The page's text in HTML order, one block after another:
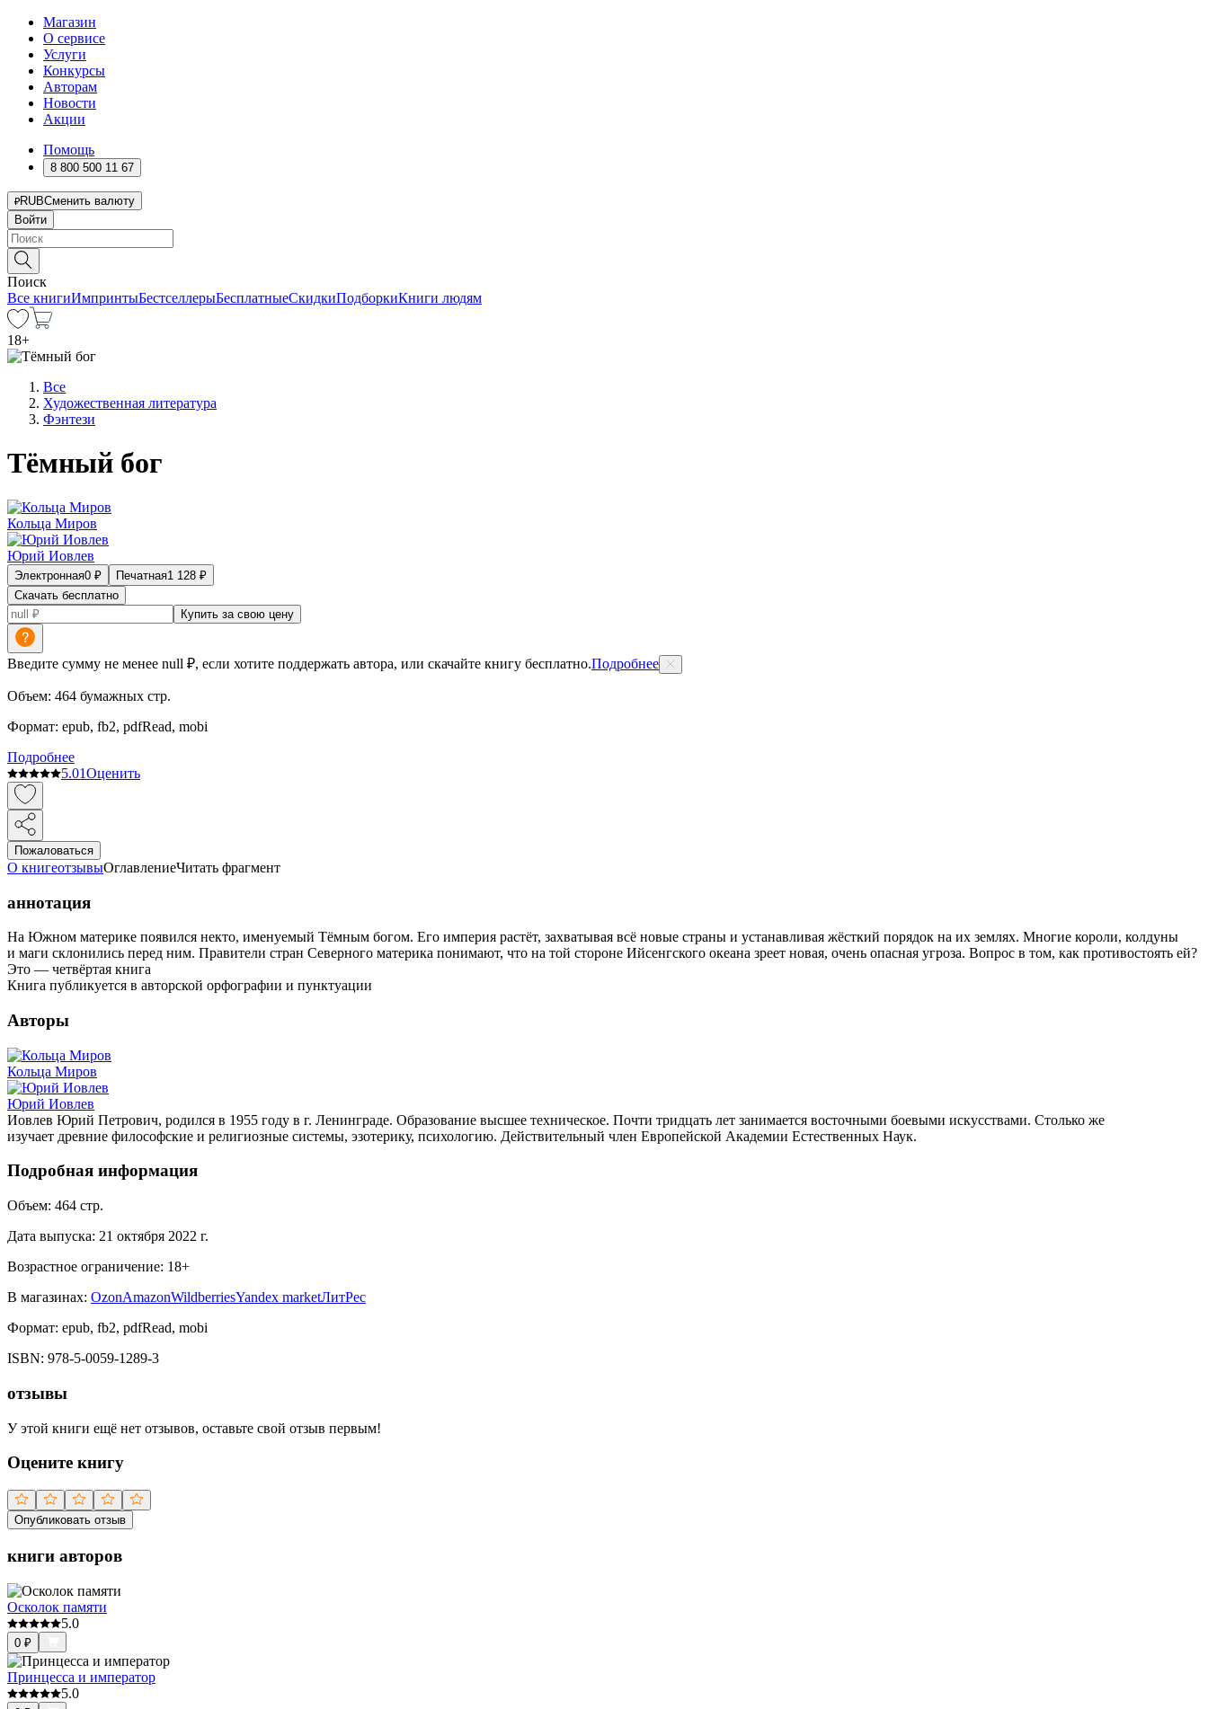
Магазин
О сервисе
Услуги
Конкурсы
Авторам
Новости
Акции
Помощь
8 800 500 11 67
RUBСменить валюту
Войти
Поиск
Все книгиИмпринтыБестселлерыБесплатныеСкидкиПодборкиКниги людям
18+
Все
Художественная литература
Фэнтези
Тёмный бог
Кольца Миров
Юрий Иовлев
Электронная0 ₽ Печатная1 128 ₽
Скачать бесплатно
Купить за свою цену
Введите сумму не менее null ₽, если хотите поддержать автора, или скачайте книгу бесплатно.Подробнее
Объем: 464 бумажных стр.
Формат: epub, fb2, pdfRead, mobi
Подробнее
5.01Оценить
Пожаловаться
О книгеотзывыОглавлениеЧитать фрагмент
аннотация
На Южном материке появился некто, именуемый Тёмным богом. Его империя растёт, захватывая всё новые страны и устанавливая жёсткий порядок на их землях. Многие короли, колдуны
и маги склонились перед ним. Правители стран Северного материка понимают, что на той стороне Ийсенгского океана зреет новая, очень опасная угроза. Вопрос в том, как противостоять ей?
Это — четвёртая книга
Книга публикуется в авторской орфографии и пунктуации
Авторы
Кольца Миров
Юрий Иовлев
Иовлев Юрий Петрович, родился в 1955 году в г. Ленинграде. Образование высшее техническое. Почти тридцать лет занимается восточными боевыми искусствами. Столько же
изучает древние философские и религиозные системы, эзотерику, психологию. Действительный член Европейской Академии Естественных Наук.
Подробная информация
Объем: 464 стр.
Дата выпуска: 21 октября 2022 г.
Возрастное ограничение: 18+
В магазинах: OzonAmazonWildberriesYandex marketЛитРес
Формат: epub, fb2, pdfRead, mobi
ISBN: 978-5-0059-1289-3
отзывы
У этой книги ещё нет отзывов, оставьте свой отзыв первым!
Оцените книгу
Опубликовать отзыв
книги авторов
Осколок памяти
5.0
0 ₽
Принцесса и император
5.0